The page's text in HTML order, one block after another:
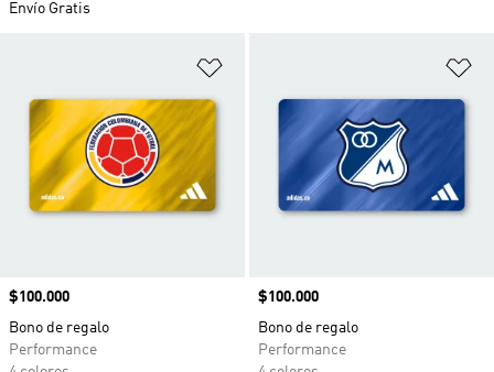
Envío Gratis
Precio
$100.000
Bono de regalo
Performance
Precio
$100.000
Bono de regalo
Performance